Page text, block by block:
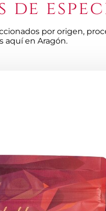
de
por origen,
aquí en Aragón.